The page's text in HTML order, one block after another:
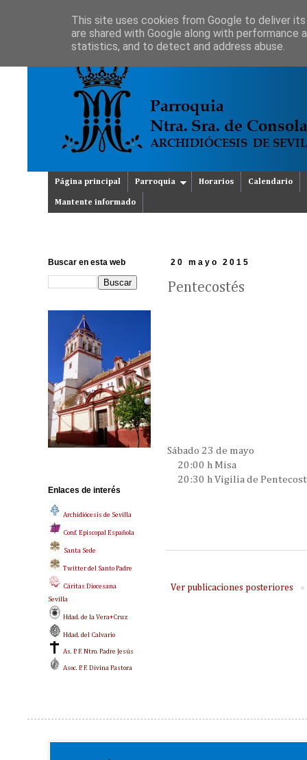
Página principal Parroquia Horarios Calendario
Mantente informado
20 mayo 2015
Pentecostés
Sábado 23 de mayo
20:00 h Misa
20:30 h Vigilia de
Ver publicaciones posteriores
Buscar en esta web
Enlaces de interés
Archidiócesis de Sevilla
Conf. Episcopal Española
Santa Sede
Twitter del Santo Padre
Cáritas Diocesana
Sevilla
Hdad. de la Vera+Cruz
Hdad. del Calvario
As. P. F. Ntro. Padre Jesús
Asoc. P. F. Divina Pastora
This site uses cookies from Google to deliver
are shared with Google along with
statistics, and to detect and address abuse.